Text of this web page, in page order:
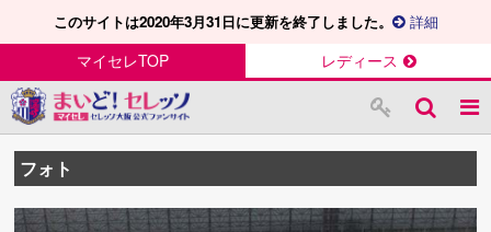
このサイトは2020年3月31日に更新を終了しました。 詳細
マイセレTOP レディース
フォト